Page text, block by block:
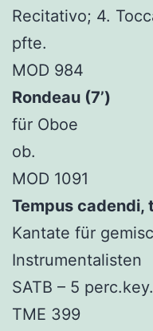
Recitativo; 4.
pfte.
MOD 984
Rondeau (7’)
für Oboe
ob.
MOD 1091
Tempus cadendi,
Kantate für
Instrumentalisten
SATB – 5 perc.key.
TME 399